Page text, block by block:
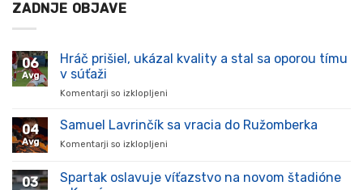
ZADNJE OBJAVE
06
Avg
Hráč prišiel, ukázal kvality a stal sa oporou tímu
v súťaži
Komentarji so izklopljeni
prišiel,
stal
04
Avg
Samuel Lavrinčík sa vracia do Ružomberka
Komentarji so izklopljeni
Lavrinčík
sa
03
Spartak oslavuje víťazstvo na novom štadióne